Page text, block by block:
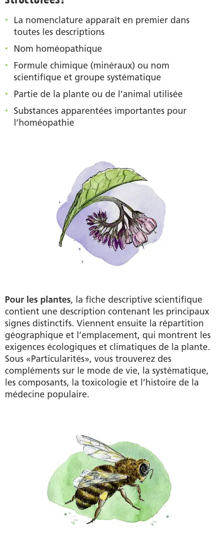
La nomenclature apparaît en premier dans
toutes les descriptions
Nom homéopathique
Formule chimique (minéraux) ou nom
scientifique et groupe systématique
Partie de la plante ou de l’animal utilisée
Substances apparentées importantes pour
l’homéopathie
Pour les plantes, la fiche descriptive scientifique
contient une description contenant les principaux
signes distinctifs. Viennent ensuite la répartition
géographique et l’emplacement, qui montrent les
exigences écologiques et climatiques de la plante.
Sous «Particularités», vous trouverez des
compléments sur le mode de vie, la systématique,
les composants, la toxicologie et l’histoire de la
médecine populaire.